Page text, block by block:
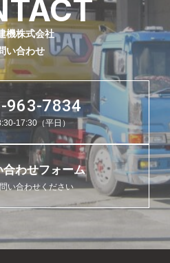
機株式会社
い合わせ
963-7834
17:30（平日）
合わせフォーム
い合わせください